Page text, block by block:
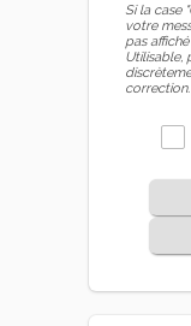
Si la case
votre
pas
Utilisable,
correction.